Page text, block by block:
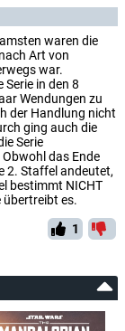
waren die
Art von
war.
in den 8
Wendungen zu
der Handlung nicht
ging auch die
Serie
das Ende
2. Staffel andeutet,
bestimmt NICHT
übertreibt es.
1